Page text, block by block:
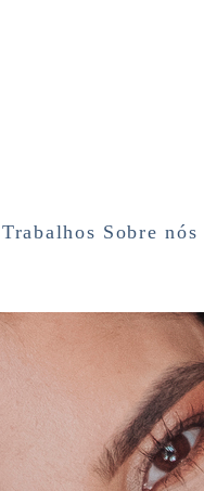
Trabalhos Sobre nós